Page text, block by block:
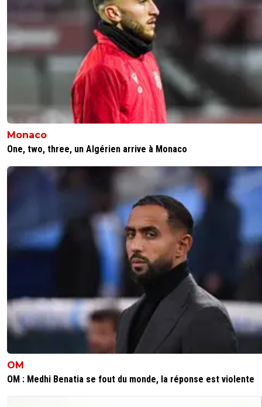
Monaco
One, two, three, un Algérien arrive à Monaco
OM
OM : Medhi Benatia se fout du monde, la réponse est violente